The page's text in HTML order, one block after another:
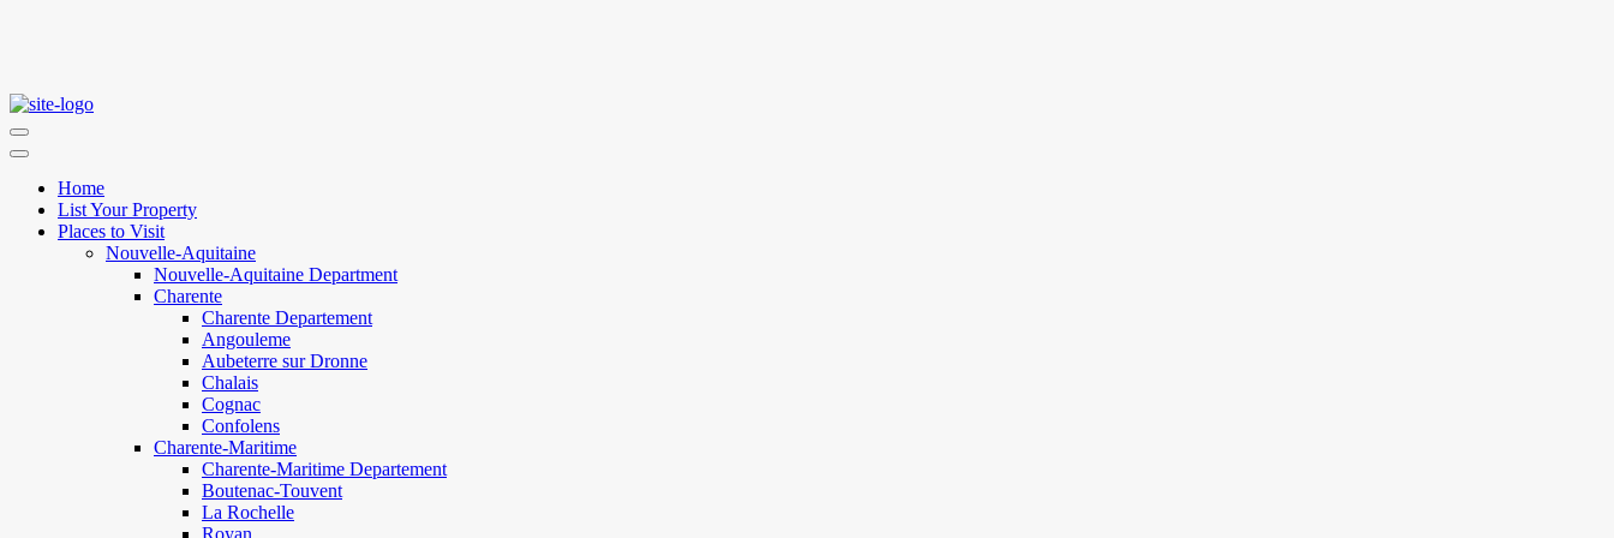
Home
List Your Property
Places to Visit
Nouvelle-Aquitaine
Nouvelle-Aquitaine Department
Charente
Charente Departement
Angouleme
Aubeterre sur Dronne
Chalais
Cognac
Confolens
Charente-Maritime
Charente-Maritime Departement
Boutenac-Touvent
La Rochelle
Royan